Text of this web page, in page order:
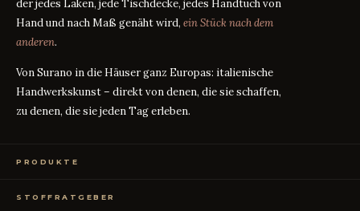
der jedes Laken, jede Tischdecke, jedes Handtuch von
Hand und nach Maß genäht wird, ein Stück nach dem
anderen.
Von Surano in die Häuser ganz Europas: italienische
Handwerkskunst – direkt von denen, die sie schaffen,
zu denen, die sie jeden Tag erleben.
PRODUKTE
Tischwäsche
STOFFRATGEBER